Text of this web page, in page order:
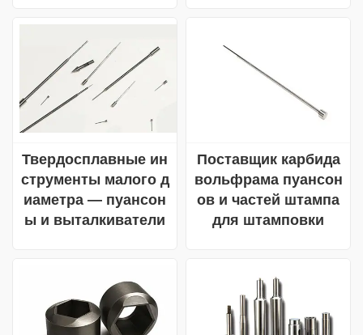
Твердосплавные ин
струменты малого д
иаметра — пуансон
ы и выталкиватели
Поставщик карбида
вольфрама пуансон
ов и частей штампа
для штамповки